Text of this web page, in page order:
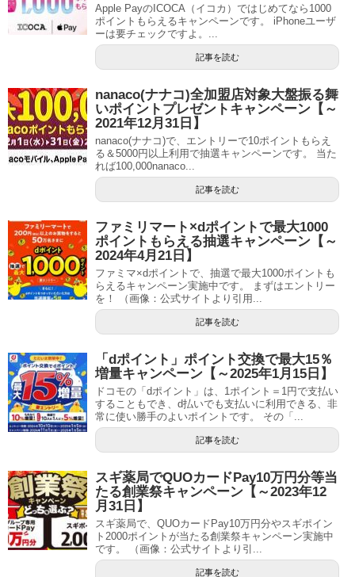
Apple PayのICOCA（イコカ）ではじめてなら1000
ポイントもらえるキャンペーンです。 iPhoneユーザ
ーは要チェックですよ。...
記事を読む
nanaco(ナナコ)全加盟店対象大盤振る舞
いポイントプレゼントキャンペーン【～
2021年12月31日】
nanaco(ナナコ)で、エントリーで10ポイントもらえ
る＆5000円以上利用で抽選キャンペーンです。 当た
れば100,000nanaco...
記事を読む
ファミリマート×dポイントで最大1000
ポイントもらえる抽選キャンペーン【～
2024年4月21日】
ファミマ×dポイントで、抽選で最大1000ポイントも
らえるキャンペーン実施中です。 まずはエントリー
を！ （画像：公式サイトより引用...
記事を読む
「dポイント」ポイント交換で最大15％
増量キャンペーン【～2025年1月15日】
ドコモの「dポイント」は、1ポイント＝1円で支払い
することもでき、d払いでも支払いに利用できる、非
常に使い勝手のよいポイントです。 その「...
記事を読む
スギ薬局でQUOカードPay10万円分等当
たる創業祭キャンペーン【～2023年12
月31日】
スギ薬局で、QUOカードPay10万円分やスギポイン
ト2000ポイントが当たる創業祭キャンペーン実施中
です。 （画像：公式サイトより引...
記事を読む